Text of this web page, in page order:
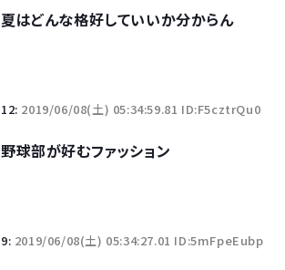
夏はどんな格好していいか分からん
12: 2019/06/08(土) 05:34:59.81 ID:F5cztrQu0
野球部が好むファッション
9: 2019/06/08(土) 05:34:27.01 ID:5mFpeEubp